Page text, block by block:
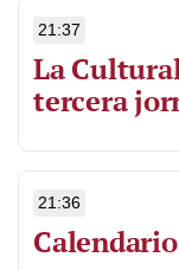
21:37
La
tercera
21:36